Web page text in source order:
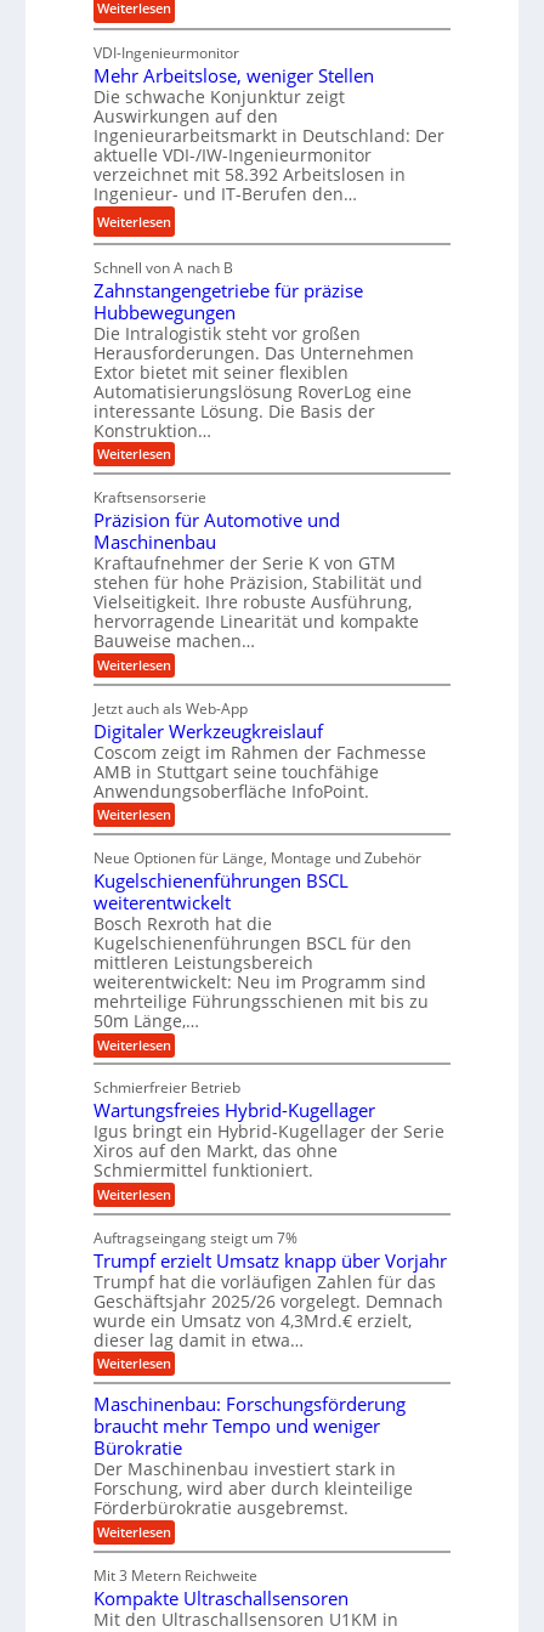
s
b
u
n
d
H
y
d
r
a
u
l
i
m
V
e
r
g
l
e
u
n
d
l
a
n
g
l
e
b
i
g
e
K
u
g
e
l
g
e
w
i
n
d
e
t
r
i
e
b
e
f
ü
r
r
a
e
U
m
g
e
b
u
n
g
n
Weiterlesen:
K
r
o
n
e
s
s
t
e
i
g
r
t
U
m
s
a
t
z
n
d
A
u
f
t
r
a
s
e
i
n
g
a
n
g
VDI-Ingenieurmonitor
Mehr Arbeitslose, weniger Stellen
Die schwache Konjunktur zeigt
Auswirkungen auf den
Ingenieurarbeitsmarkt in Deutschland: Der
aktuelle VDI-/IW-Ingenieurmonitor
verzeichnet mit 58.392 Arbeitslosen in
Ingenieur- und IT-Berufen den…
Weiterlesen:
M
e
h
r
A
r
b
e
i
t
s
l
o
s
e
,
w
e
n
i
g
e
r
S
t
e
l
e
n
Schnell von A nach B
Zahnstangengetriebe für präzise
Hubbewegungen
Die Intralogistik steht vor großen
Herausforderungen. Das Unternehmen
Extor bietet mit seiner flexiblen
Automatisierungslösung RoverLog eine
interessante Lösung. Die Basis der
Konstruktion…
Weiterlesen:
Z
h
n
s
t
a
n
g
e
n
g
e
t
r
i
e
b
e
f
ü
r
r
ä
z
i
s
e
H
u
b
b
e
w
e
g
u
n
g
e
n
Kraftsensorserie
Präzision für Automotive und
Maschinenbau
Kraftaufnehmer der Serie K von GTM
stehen für hohe Präzision, Stabilität und
Vielseitigkeit. Ihre robuste Ausführung,
hervorragende Linearität und kompakte
Bauweise machen…
Weiterlesen:
P
ä
z
i
s
i
o
n
f
r
A
u
t
o
m
o
t
i
v
e
u
d
M
a
s
c
h
i
n
n
b
a
u
Jetzt auch als Web-App
Digitaler Werkzeugkreislauf
Coscom zeigt im Rahmen der Fachmesse
AMB in Stuttgart seine touchfähige
Anwendungsoberfläche InfoPoint.
Weiterlesen:
D
g
i
t
a
l
e
r
W
e
r
k
z
e
u
g
k
r
e
i
s
l
a
u
f
Neue Optionen für Länge, Montage und Zubehör
Kugelschienenführungen BSCL
weiterentwickelt
Bosch Rexroth hat die
Kugelschienenführungen BSCL für den
mittleren Leistungsbereich
weiterentwickelt: Neu im Programm sind
mehrteilige Führungsschienen mit bis zu
50m Länge,…
Weiterlesen:
K
g
e
l
s
c
h
i
e
e
n
f
ü
h
r
u
n
g
e
n
B
S
C
L
w
e
i
t
e
r
e
n
Schmierfreier Betrieb
Wartungsfreies Hybrid-Kugellager
Igus bringt ein Hybrid-Kugellager der Serie
Xiros auf den Markt, das ohne
Schmiermittel funktioniert.
Weiterlesen:
W
r
t
u
n
g
s
f
r
e
i
e
s
H
y
b
r
i
d
-
u
g
e
Auftragseingang steigt um 7%
Trumpf erzielt Umsatz knapp über Vorjahr
Trumpf hat die vorläufigen Zahlen für das
Geschäftsjahr 2025/26 vorgelegt. Demnach
wurde ein Umsatz von 4,3Mrd.€ erzielt,
dieser lag damit in etwa…
Weiterlesen:
T
u
m
p
f
e
r
z
i
e
t
U
m
Maschinenbau: Forschungsförderung
braucht mehr Tempo und weniger
Bürokratie
Der Maschinenbau investiert stark in
Forschung, wird aber durch kleinteilige
Förderbürokratie ausgebremst.
Weiterlesen:
M
s
c
h
Mit 3 Metern Reichweite
Kompakte Ultraschallsensoren
Mit den Ultraschallsensoren U1KM in